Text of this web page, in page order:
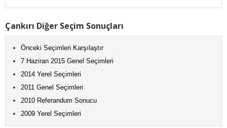
Çankırı Diğer Seçim Sonuçları
Önceki Seçimleri Karşılaştır
7 Haziran 2015 Genel Seçimleri
2014 Yerel Seçimleri
2011 Genel Seçimleri
2010 Referandum Sonucu
2009 Yerel Seçimleri